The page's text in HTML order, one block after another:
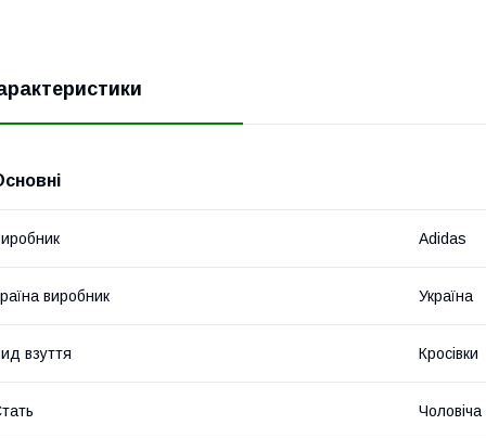
Adidas
виробник Україна
взуття Кросівки
Чоловіча